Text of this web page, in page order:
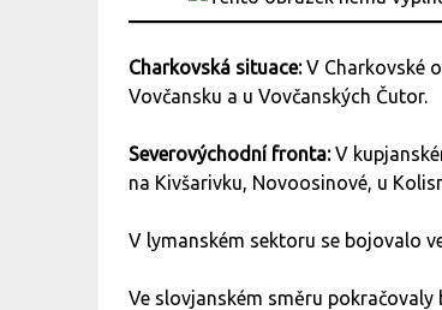
Charkovská situace:V Charkovské
Vovčansku a u Vovčanských Čutor.
Severovýchodní fronta:V
na Kivšarivku, Novoosinové, u
V lymanském sektoru se bojovalo
Ve slovjanském směru pokračovaly